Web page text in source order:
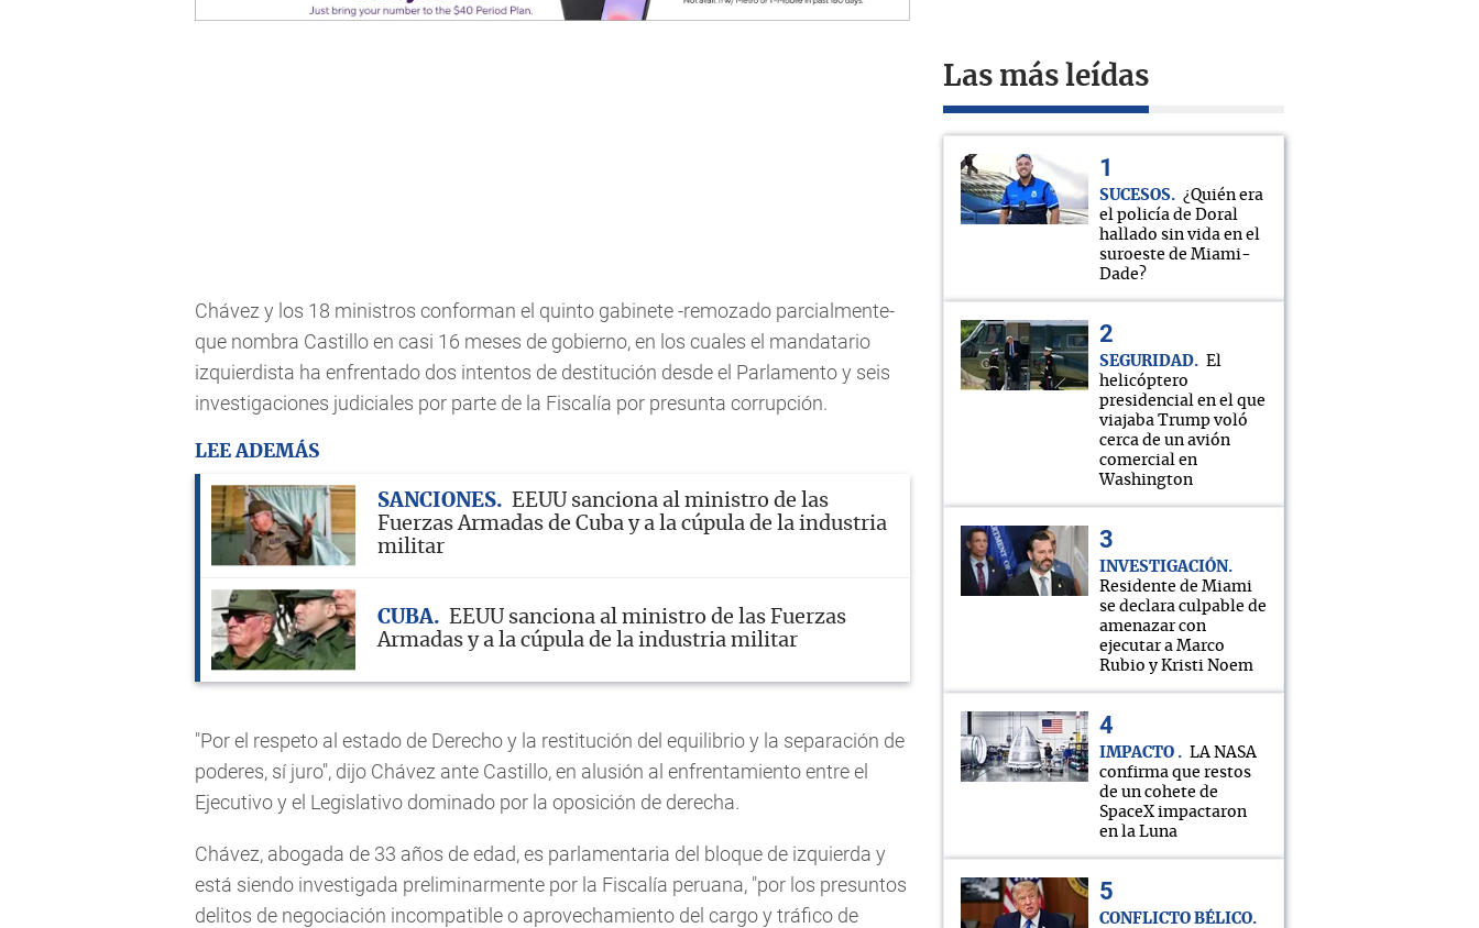
Chávez y los 18 ministros conforman el quinto gabinete -remozado parcialmente-
que nombra Castillo en casi 16 meses de gobierno, en los cuales el mandatario
izquierdista ha enfrentado dos intentos de destitución desde el Parlamento y seis
investigaciones judiciales por parte de la Fiscalía por presunta corrupción.
LEE ADEMÁS
SANCIONES
EEUU sanciona al ministro de las
Fuerzas Armadas de Cuba y a la cúpula de la industria
militar
CUBA
EEUU sanciona al ministro de las Fuerzas
Armadas y a la cúpula de la industria militar
"Por el respeto al estado de Derecho y la restitución del equilibrio y la separación de
poderes, sí juro", dijo Chávez ante Castillo, en alusión al enfrentamiento entre el
Ejecutivo y el Legislativo dominado por la oposición de derecha.
Chávez, abogada de 33 años de edad, es parlamentaria del bloque de izquierda y
está siendo investigada preliminarmente por la Fiscalía peruana, "por los presuntos
delitos de negociación incompatible o aprovechamiento del cargo y tráfico de
Las más leídas
SUCESOS
¿Quién era
el policía de Doral
hallado sin vida en el
suroeste de Miami-
Dade?
SEGURIDAD
El
helicóptero
presidencial en el que
viajaba Trump voló
cerca de un avión
comercial en
Washington
INVESTIGACIÓN
Residente de Miami
se declara culpable de
amenazar con
ejecutar a Marco
Rubio y Kristi Noem
IMPACTO
LA NASA
confirma que restos
de un cohete de
SpaceX impactaron
en la Luna
CONFLICTO BÉLICO